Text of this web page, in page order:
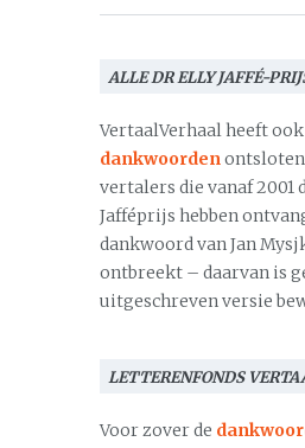
ALLE DR ELLY JAFFÉ-
VertaalVerhaal heeft ook
dankwoordenontsloten
vertalers die vanaf 2001
Jafféprijs hebben
dankwoord van Jan
ontbreekt – daarvan is
uitgeschreven versie
LETTERENFONDS
Voor zover de